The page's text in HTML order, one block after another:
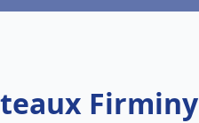
Firminy